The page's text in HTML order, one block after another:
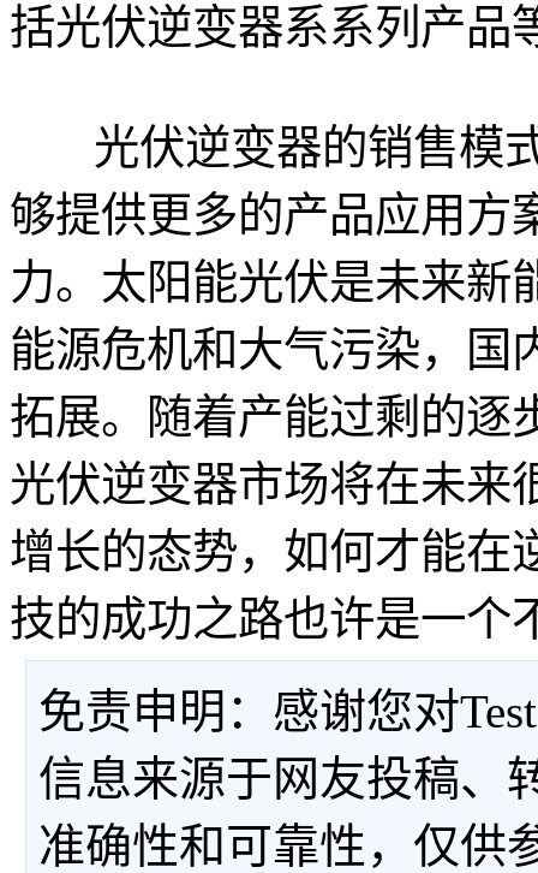
括光伏逆变器系系列产品
光伏逆变器的销售模
够提供更多的产品应用方
力。太阳能光伏是未来新
能源危机和大气污染，国
拓展。随着产能过剩的逐
光伏逆变器市场将在未来
增长的态势，如何才能在
技的成功之路也许是一个
免责申明：感谢您对
信息来源于网友投稿、
准确性和可靠性，仅供